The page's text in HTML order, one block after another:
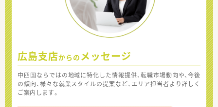
広島支店からの メッセージ
中四国ならではの地域に特化した情報提供、転職市場動向や、今後
の傾向、様々な就業スタイルの提案など、エリア担当者より詳しく
ご案内します。